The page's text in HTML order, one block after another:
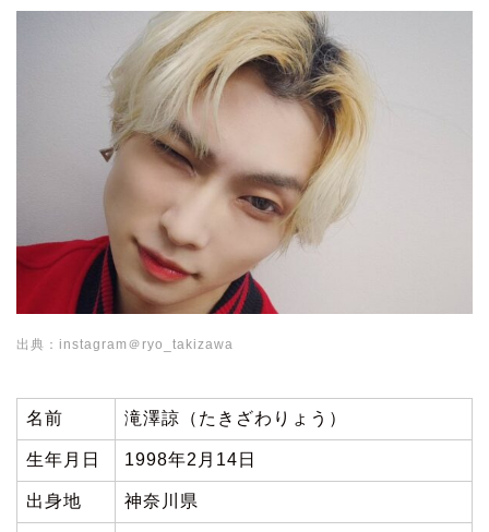
出典：instagram＠ryo_takizawa
名前 滝澤諒（たきざわりょう）
生年月日 1998年2月14日
出身地 神奈川県